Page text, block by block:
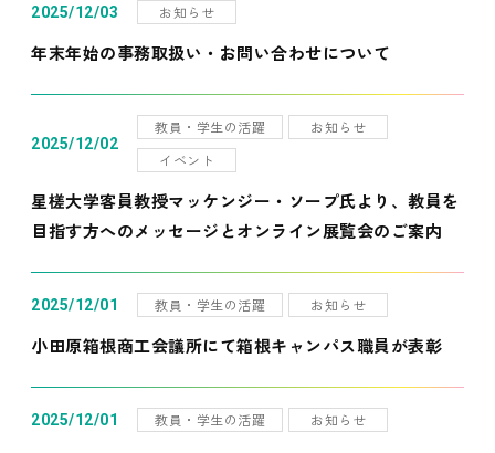
2025/12/03 お知らせ
年末年始の事務取扱い・お問い合わせについて
2025/12/02
教員・学生の活躍
お知らせ
イベント
星槎大学客員教授マッケンジー・ソープ氏より、教員を
目指す方へのメッセージとオンライン展覧会のご案内
2025/12/01 教員・学生の活躍 お知らせ
小田原箱根商工会議所にて箱根キャンパス職員が表彰
2025/12/01 教員・学生の活躍 お知らせ